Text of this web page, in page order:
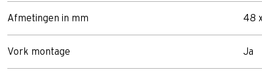
Afmetingen in mm 48
Vork montage Ja